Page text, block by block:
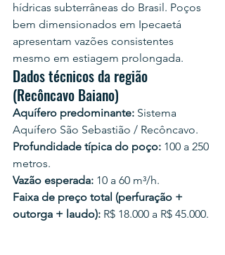
hídricas subterrâneas do Brasil. Poços
bem dimensionados em Ipecaetá
apresentam vazões consistentes
mesmo em estiagem prolongada.
Dados técnicos da região
(Recôncavo Baiano)
Aquífero predominante: Sistema
Aquífero São Sebastião / Recôncavo.
Profundidade típica do poço: 100 a 250
metros.
Vazão esperada: 10 a 60 m³/h.
Faixa de preço total (perfuração +
outorga + laudo): R$ 18.000 a R$ 45.000.